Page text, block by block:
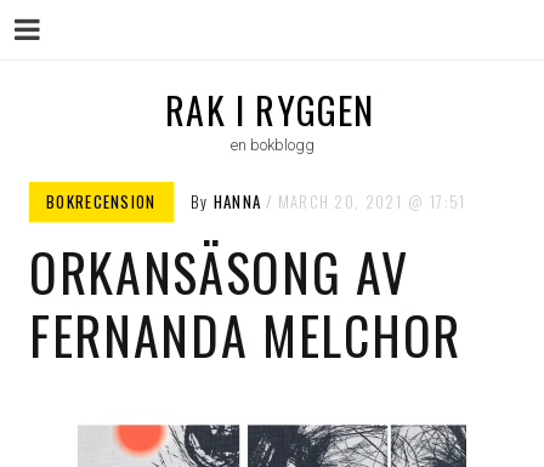
RAK I RYGGEN
en bokblogg
BOKRECENSION By HANNA MARCH 20, 2021 17:51
ORKANSÄSONG AV
FERNANDA MELCHOR
Menu